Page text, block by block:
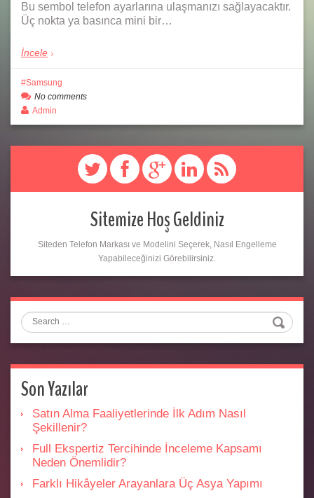
Bu sembol telefon ayarlarına ulaşmanızı sağlayacaktır.
Üç nokta ya basınca mini bir…
İncele
Samsung
No comments
Admin
Sitemize Hoş Geldiniz
Siteden Telefon Markası ve Modelini Seçerek, Nasıl Engelleme
Yapabileceğinizi Görebilirsiniz.
Search
Son Yazılar
Satın Alma Faaliyetlerinde İlk Adım Nasıl
Şekillenir?
Full Ekspertiz Tercihinde İnceleme Kapsamı
Neden Önemlidir?
Farklı Hikâyeler Arayanlara Üç Asya Yapımı